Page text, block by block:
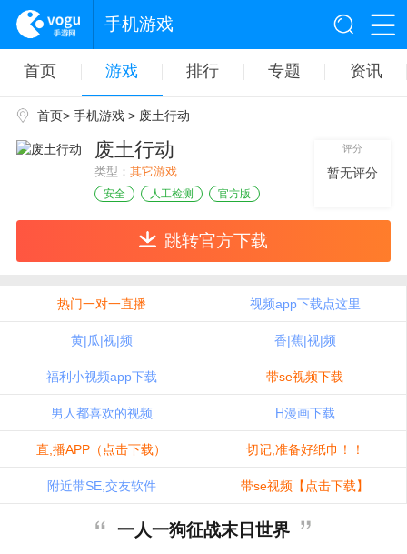
手机游戏
首页 游戏 排行 专题 资讯
首页> 手机游戏> 废土行动
废土行动
类型： 其它游戏
安全 人工检测 官方版
评分
暂无评分
跳转官方下载
热门一对一直播 视频app下载点这里
黄|瓜|视|频 香|蕉|视|频
福利小视频app下载 带se视频下载
男人都喜欢的视频 H漫画下载
直,播APP（点击下载） 切记,准备好纸巾！！
附近带SE,交友软件 带se视频【点击下载】
一人一狗征战末日世界